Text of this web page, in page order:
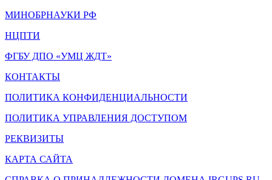
МИНОБРНАУКИ РФ
НЦПТИ
ФГБУ ДПО «УМЦ ЖДТ»
КОНТАКТЫ
ПОЛИТИКА КОНФИДЕНЦИАЛЬНОСТИ
ПОЛИТИКА УПРАВЛЕНИЯ ДОСТУПОМ
РЕКВИЗИТЫ
КАРТА САЙТА